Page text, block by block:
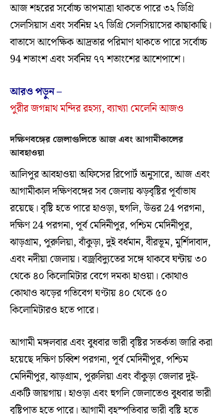
আজ শহরের সর্বোচ্চ তাপমাত্রা থাকতে পারে ৩২ ডিগ্রি
সেলসিয়াস এবং সর্বনিম্ন ২৭ ডিগ্রি সেলসিয়াসের কাছাকাছি।
বাতাসে আপেক্ষিক আদ্রতার পরিমাণ থাকতে পারে সর্বোচ্চ
94 শতাংশ এবং সর্বনিম্ন ৭৭ শতাংশের আশেপাশে।
আরও পড়ুন –
পুরীর জগন্নাথ মন্দির রহস্য, ব্যাখ্যা মেলেনি আজও
দক্ষিণবঙ্গের জেলাগুলিতে আজ এবং আগামীকালের
আবহাওয়া
আলিপুর আবহাওয়া অফিসের রিপোর্ট অনুসারে, আজ এবং
আগামীকাল দক্ষিণবঙ্গের সব জেলায় ঝড়বৃষ্টির পূর্বাভাষ
রয়েছে। বৃষ্টি হতে পারে হাওড়া, হুগলি, উত্তর 24 পরগনা,
দক্ষিণ 24 পরগনা, পূর্ব মেদিনীপুর, পশ্চিম মেদিনীপুর,
ঝাড়গ্রাম, পুরুলিয়া, বাঁকুড়া, দুই বর্ধমান, বীরভূম, মুর্শিদাবাদ,
এবং নদীয়া জেলায়। বজ্রবিদ্যুতের সঙ্গে থাকবে ঘন্টায় ৩০
থেকে ৪০ কিলোমিটার বেগে দমকা হাওয়া। কোথাও
কোথাও ঝড়ের গতিবেগ ঘণ্টায় ৪০ থেকে ৫০
কিলোমিটারও হতে পারে।
আগামী মঙ্গলবার এবং বুধবার ভারী বৃষ্টির সতর্কতা জারি করা
হয়েছে দক্ষিণ চব্বিশ পরগনা, পূর্ব মেদিনীপুর, পশ্চিম
মেদিনীপুর, ঝাড়গ্রাম, পুরুলিয়া এবং বাঁকুড়া জেলার দুই-
একটি জায়গায়। হাওড়া এবং হুগলি জেলাতেও বুধবার ভারী
বৃষ্টিপাত হতে পারে। আগামী বৃহস্পতিবার ভারী বৃষ্টি হতে